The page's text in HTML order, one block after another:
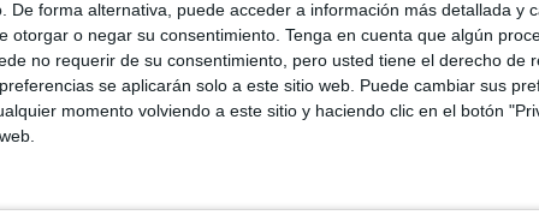
De forma alternativa, puede acceder a información más detallada y
otorgar o negar su consentimiento. Tenga en cuenta que algún
no requerir de su consentimiento, pero usted tiene el derecho de
se aplicarán solo a este sitio web. Puede cambiar sus
momento volviendo a este sitio y haciendo clic en el botón
RANKING POR COMPETICIONES
Campeonato Paranaense 41 (100%)